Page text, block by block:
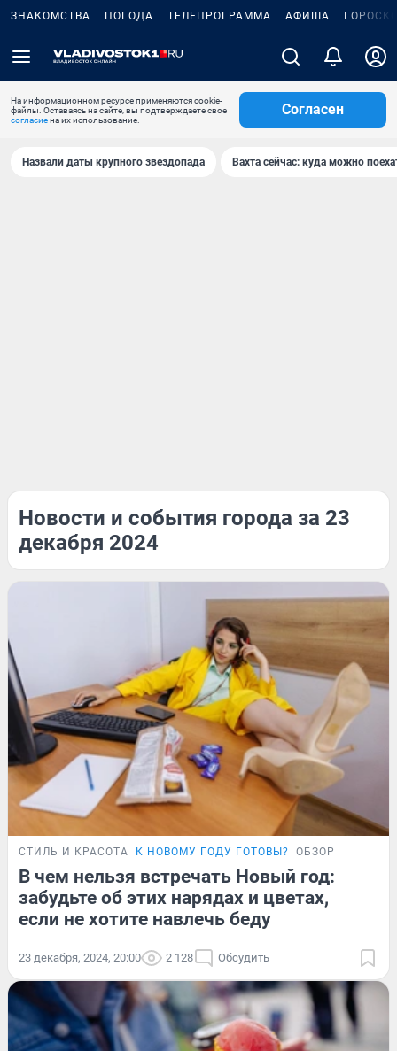
ЗНАКОМСТВА ПОГОДА ТЕЛЕПРОГРАММА АФИША
На информационном ресурсе применяются cookie-
файлы. Оставаясь на сайте, вы подтверждаете свое
согласиена их использование.
Согласен
Назвали даты крупного звездопада Вахта сейчас: куда можно
Новости и события города за 23
декабря 2024
СТИЛЬ И КРАСОТА К НОВОМУ ГОДУ ГОТОВЫ? ОБЗОР
В чем нельзя встречать Новый год:
забудьте об этих нарядах и цветах,
если не хотите навлечь беду
23 декабря, 2024, 20:00 2 128 Обсудить